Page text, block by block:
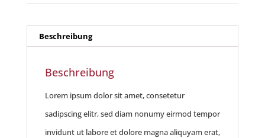
Beschreibung
Beschreibung
Lorem ipsum dolor sit amet, consetetur
sadipscing elitr, sed diam nonumy eirmod tempor
invidunt ut labore et dolore magna aliquyam erat,